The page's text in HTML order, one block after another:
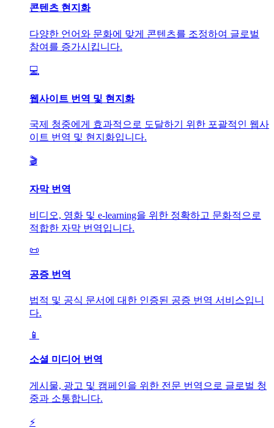
콘텐츠 현지화
다양한 언어와 문화에 맞게 콘텐츠를 조정하여 글로벌
참여를 증가시킵니다.
💻
웹사이트 번역 및 현지화
국제 청중에게 효과적으로 도달하기 위한 포괄적인 웹사
이트 번역 및 현지화입니다.
🎬
자막 번역
비디오, 영화 및 e-learning을 위한 정확하고 문화적으로
적합한 자막 번역입니다.
📜
공증 번역
법적 및 공식 문서에 대한 인증된 공증 번역 서비스입니
다.
📱
소셜 미디어 번역
게시물, 광고 및 캠페인을 위한 전문 번역으로 글로벌 청
중과 소통합니다.
⚡